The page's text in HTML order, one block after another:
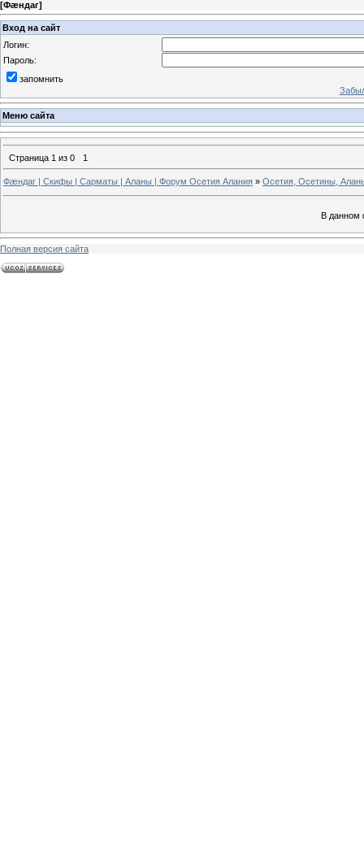
[Фæндаг]
Вход на сайт
Логин:
Пароль:
запомнить
Меню сайта
Страница 1 из 0 1
Фæндаг | Скифы | Сарматы | Аланы | Форум Осетия Алания » Осетия, Осетины,
В данном
Полная версия сайта